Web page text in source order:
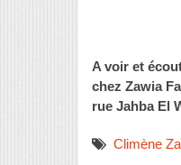
A voir et
chez Zawia
rue Jahba El
Climène